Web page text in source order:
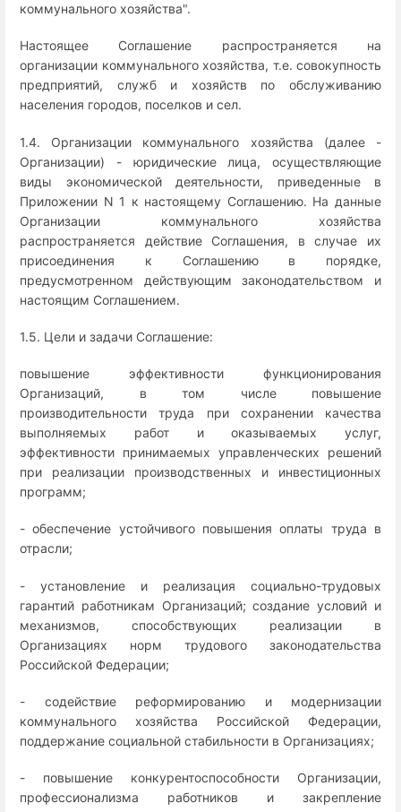
коммунального хозяйства".
Настоящее Соглашение распространяется на
организации коммунального хозяйства, т.е. совокупность
предприятий, служб и хозяйств по обслуживанию
населения городов, поселков и сел.
1.4. Организации коммунального хозяйства (далее -
Организации) - юридические лица, осуществляющие
виды экономической деятельности, приведенные в
Приложении N 1 к настоящему Соглашению. На данные
Организации коммунального хозяйства
распространяется действие Соглашения, в случае их
присоединения к Соглашению в порядке,
предусмотренном действующим законодательством и
настоящим Соглашением.
1.5. Цели и задачи Соглашение:
повышение эффективности функционирования
Организаций, в том числе повышение
производительности труда при сохранении качества
выполняемых работ и оказываемых услуг,
эффективности принимаемых управленческих решений
при реализации производственных и инвестиционных
программ;
- обеспечение устойчивого повышения оплаты труда в
отрасли;
- установление и реализация социально-трудовых
гарантий работникам Организаций; создание условий и
механизмов, способствующих реализации в
Организациях норм трудового законодательства
Российской Федерации;
- содействие реформированию и модернизации
коммунального хозяйства Российской Федерации,
поддержание социальной стабильности в Организациях;
- повышение конкурентоспособности Организации,
профессионализма работников и закрепление